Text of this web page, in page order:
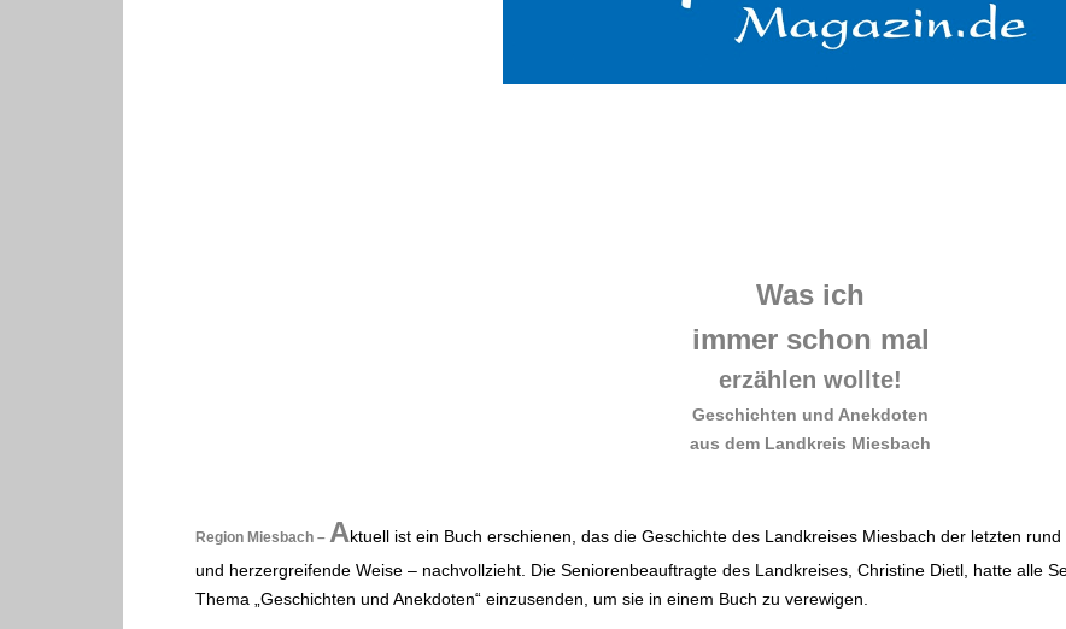
Was ich
immer schon mal
erzählen wollte!
Geschichten und Anekdoten
aus dem Landkreis Miesbach
Region Miesbach – Aktuell ist ein Buch erschienen, das die Geschichte des Landkreises Miesbach der letzten
und herzergreifende Weise – nachvollzieht. Die Seniorenbeauftragte des Landkreises, Christine Dietl, hatte alle
Thema „Geschichten und Anekdoten“ einzusenden, um sie in einem Buch zu verewigen.